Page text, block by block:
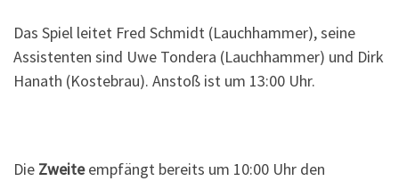
Das Spiel leitet Fred Schmidt (Lauchhammer), seine
Assistenten sind Uwe Tondera (Lauchhammer) und Dirk
Hanath (Kostebrau). Anstoß ist um 13:00 Uhr.
Die Zweiteempfängt bereits um 10:00 Uhr den